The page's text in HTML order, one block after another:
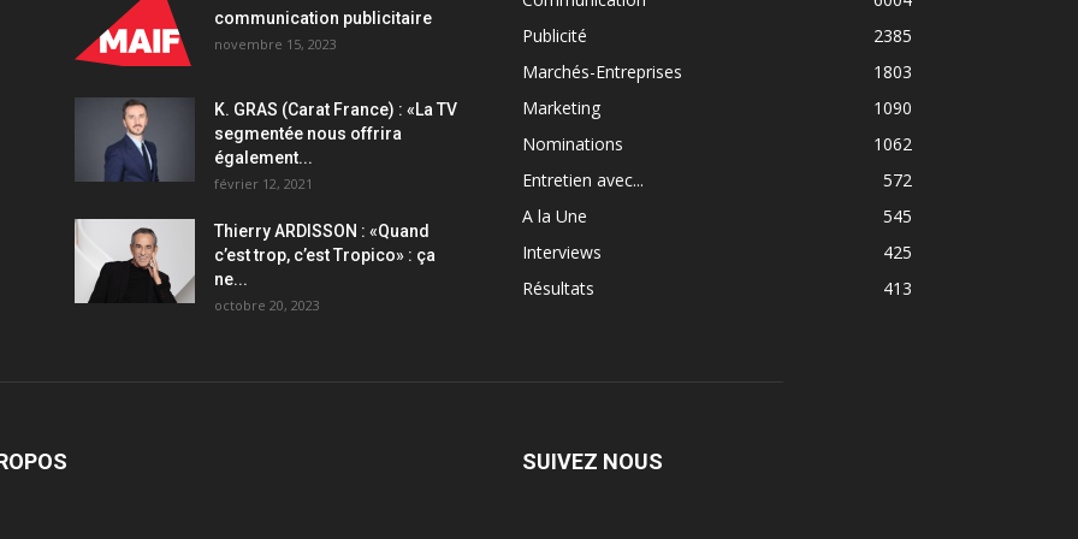
communication publicitaire
novembre 15, 2023
K. GRAS (Carat France) : «La TV
segmentée nous offrira
également...
février 12, 2021
Thierry ARDISSON : «Quand
c’est trop, c’est Tropico» : ça
ne...
octobre 20, 2023
Publicité
2385
Marchés-Entreprises
1803
Marketing
1090
Nominations
1062
Entretien avec...
572
A la Une
545
Interviews
425
Résultats
413
SUIVEZ NOUS